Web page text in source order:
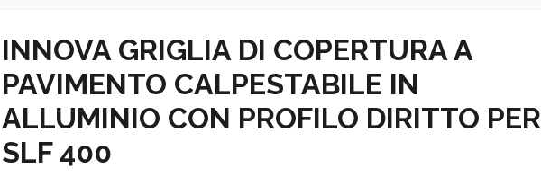
INNOVA GRIGLIA DI COPERTURA A
PAVIMENTO CALPESTABILE IN
ALLUMINIO CON PROFILO DIRITTO PER
SLF 400